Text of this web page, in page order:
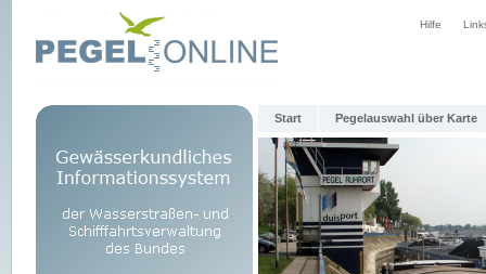
Hilfe
Start Pegelauswahl über Karte